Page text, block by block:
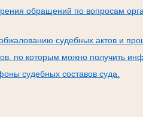
обращений по вопросам
судебных актов и
по которым можно получить
судебных составов суда.